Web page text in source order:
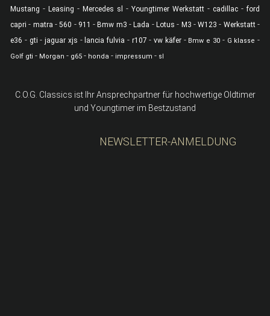
Mustang - Leasing - Mercedes sl - Youngtimer Werkstatt - cadillac -ford
capri - matra -560 - 911 -Bmw m3 -Lada - Lotus - M3 -W123 - Werkstatt-
e36 - gti -jaguar xjs - lancia fulvia - r107 -vw käfer- Bmw e 30 - G klasse -
Golf gti - Morgan - g65 - honda - impressum - sl
C.O.G. Classics ist Ihr Ansprechpartner für hochwertige Oldtimer
und Youngtimer im Bestzustand
NEWSLETTER-ANMELDUNG